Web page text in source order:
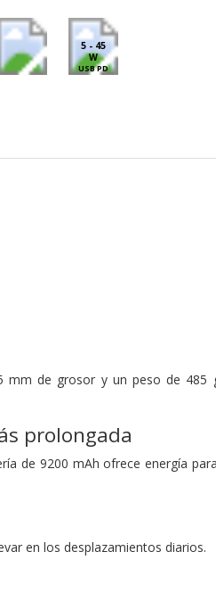
5 - 45
W
USB PD
mm de grosor y un peso de 485
prolongada
de 9200 mAh ofrece energía
en los desplazamientos diarios.